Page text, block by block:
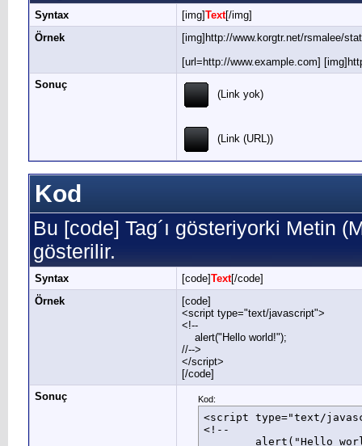
Syntax [img]Text[/img]
Örnek
[img]http://www.korgtr.net/rsmalee/
[url=http://www.example.com]
Sonuç
(Link yok)
(Link (URL))
Kod
Bu [code] Tag´ı gösteriyorki Metin
gösterilir.
Syntax [code]Text[/code]
Örnek
[code]
<script type="text/javascript">
<!--
alert("Hello world!");
//-->
</script>
[/code]
Sonuç
Kod:
<script type="text/
<!--